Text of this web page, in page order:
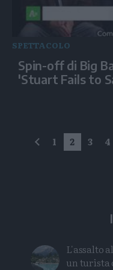
SPETTACOLO
Spin-off di Big
'Stuart Fails to
precedente
1 2 3 4
L'assalto
un turista